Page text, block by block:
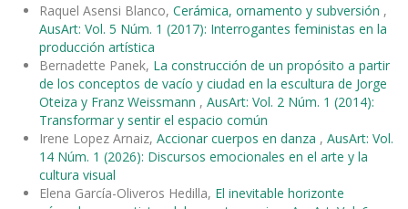
Raquel Asensi Blanco, Cerámica, ornamento y subversión ,
AusArt: Vol. 5 Núm. 1 (2017): Interrogantes feministas en la
producción artística
Bernadette Panek, La construcción de un propósito a partir
de los conceptos de vacío y ciudad en la escultura de Jorge
Oteiza y Franz Weissmann , AusArt: Vol. 2 Núm. 1 (2014):
Transformar y sentir el espacio común
Irene Lopez Arnaiz, Accionar cuerpos en danza , AusArt: Vol.
14 Núm. 1 (2026): Discursos emocionales en el arte y la
cultura visual
Elena García-Oliveros Hedilla, El inevitable horizonte